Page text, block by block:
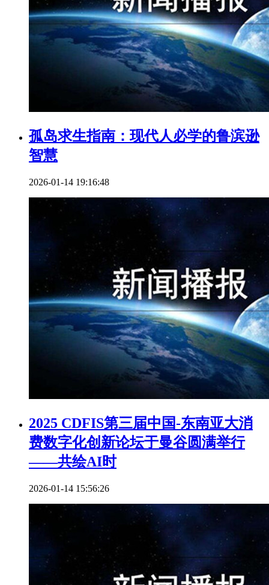
孤岛求生指南：现代人必学的鲁滨逊
智慧
2026-01-14 19:16:48
2025 CDFIS第三届中国-东南亚大消
费数字化创新论坛于曼谷圆满举行
——共绘AI时
2026-01-14 15:56:26